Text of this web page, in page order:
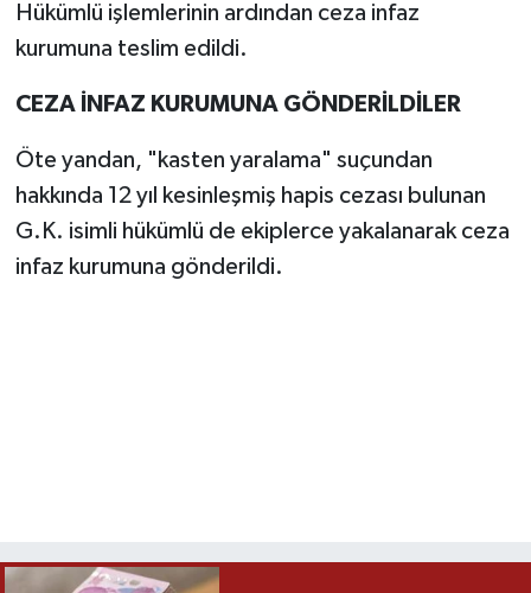
Hükümlü işlemlerinin ardından ceza infaz
kurumuna teslim edildi.
CEZA İNFAZ KURUMUNA GÖNDERİLDİLER
Öte yandan, "kasten yaralama" suçundan
hakkında 12 yıl kesinleşmiş hapis cezası bulunan
G.K. isimli hükümlü de ekiplerce yakalanarak ceza
infaz kurumuna gönderildi.